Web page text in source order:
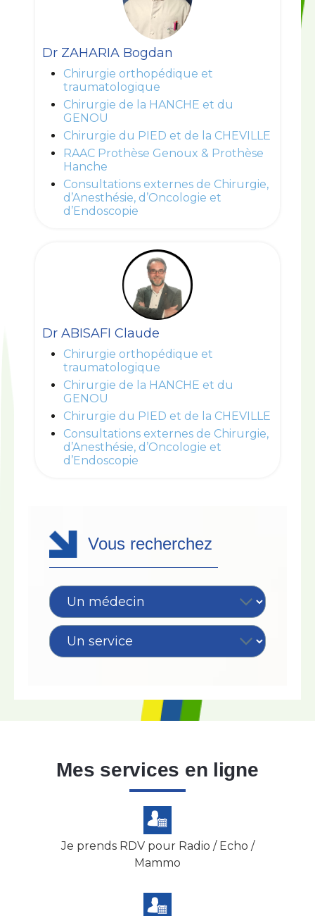
Dr ZAHARIA Bogdan
Chirurgie orthopédique et
traumatologique
Chirurgie de la HANCHE et du
GENOU
Chirurgie du PIED et de la CHEVILLE
RAAC Prothèse Genoux & Prothèse
Hanche
Consultations externes de Chirurgie,
d’Anesthésie, d’Oncologie et
d’Endoscopie
Dr ABISAFI Claude
Chirurgie orthopédique et
traumatologique
Chirurgie de la HANCHE et du
GENOU
Chirurgie du PIED et de la CHEVILLE
Consultations externes de Chirurgie,
d’Anesthésie, d’Oncologie et
d’Endoscopie
Vous recherchez
Mes services en ligne
Je prends RDV pour Radio / Echo /
Mammo